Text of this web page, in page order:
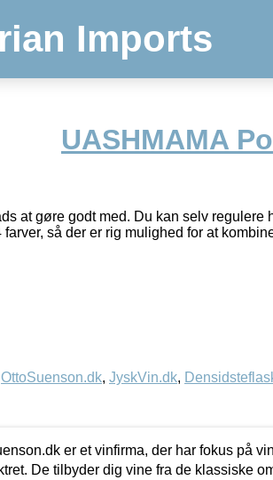
Imports
UASHMAMA
at gøre godt med. Du kan selv regulere
så der er rig mulighed for at
OttoSuenson.dk, JyskVin.dk,
er et vinfirma, der har fokus på
De tilbyder dig vine fra de klassiske